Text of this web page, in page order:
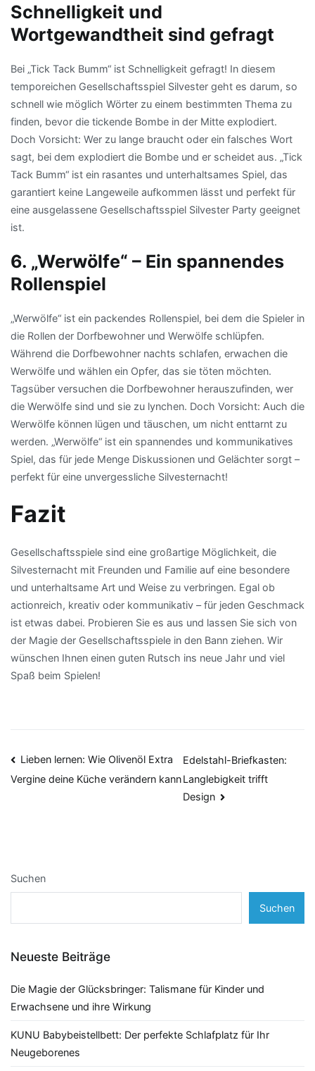
Schnelligkeit und
Wortgewandtheit sind gefragt
Bei „Tick Tack Bumm“ ist Schnelligkeit gefragt! In diesem
temporeichen Gesellschaftsspiel Silvester geht es darum, so
schnell wie möglich Wörter zu einem bestimmten Thema zu
finden, bevor die tickende Bombe in der Mitte explodiert.
Doch Vorsicht: Wer zu lange braucht oder ein falsches Wort
sagt, bei dem explodiert die Bombe und er scheidet aus. „Tick
Tack Bumm“ ist ein rasantes und unterhaltsames Spiel, das
garantiert keine Langeweile aufkommen lässt und perfekt für
eine ausgelassene Gesellschaftsspiel Silvester Party geeignet
ist.
6. „Werwölfe“ – Ein spannendes
Rollenspiel
„Werwölfe“ ist ein packendes Rollenspiel, bei dem die Spieler in
die Rollen der Dorfbewohner und Werwölfe schlüpfen.
Während die Dorfbewohner nachts schlafen, erwachen die
Werwölfe und wählen ein Opfer, das sie töten möchten.
Tagsüber versuchen die Dorfbewohner herauszufinden, wer
die Werwölfe sind und sie zu lynchen. Doch Vorsicht: Auch die
Werwölfe können lügen und täuschen, um nicht enttarnt zu
werden. „Werwölfe“ ist ein spannendes und kommunikatives
Spiel, das für jede Menge Diskussionen und Gelächter sorgt –
perfekt für eine unvergessliche Silvesternacht!
Fazit
Gesellschaftsspiele sind eine großartige Möglichkeit, die
Silvesternacht mit Freunden und Familie auf eine besondere
und unterhaltsame Art und Weise zu verbringen. Egal ob
actionreich, kreativ oder kommunikativ – für jeden Geschmack
ist etwas dabei. Probieren Sie es aus und lassen Sie sich von
der Magie der Gesellschaftsspiele in den Bann ziehen. Wir
wünschen Ihnen einen guten Rutsch ins neue Jahr und viel
Spaß beim Spielen!
Beitragsnavigation
Lieben lernen: Wie Olivenöl Extra
Vergine deine Küche verändern kann
Edelstahl-Briefkasten:
Langlebigkeit trifft
Design
Suchen
Suchen
Neueste Beiträge
Die Magie der Glücksbringer: Talismane für Kinder und
Erwachsene und ihre Wirkung
KUNU Babybeistellbett: Der perfekte Schlafplatz für Ihr
Neugeborenes